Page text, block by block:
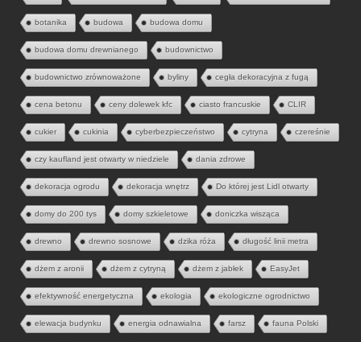
botanika budowa budowa domu
budowa domu drewnianego budownictwo
budownictwo zrównoważone byliny cegła dekoracyjna z fugą
cena betonu ceny dolewek kfc ciasto francuskie CLIR
cukier cukinia cyberbezpieczeństwo cytryna czereśnie
czy kaufland jest otwarty w niedziele dania zdrowe
dekoracja ogrodu dekoracja wnętrz Do której jest Lidl otwarty
domy do 200 tys domy szkieletowe doniczka wisząca
drewno drewno sosnowe dzika róża długość linii metra
dżem z aronii dżem z cytryną dżem z jabłek EasyJet
efektywność energetyczna ekologia ekologiczne ogrodnictwo
elewacja budynku energia odnawialna farsz fauna Polski